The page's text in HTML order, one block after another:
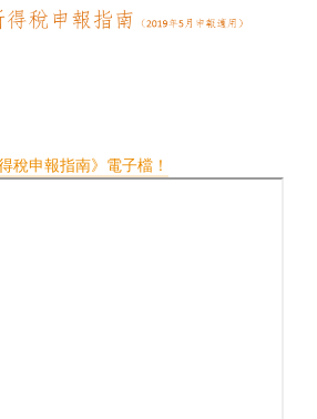
稅申報指南》電子檔！